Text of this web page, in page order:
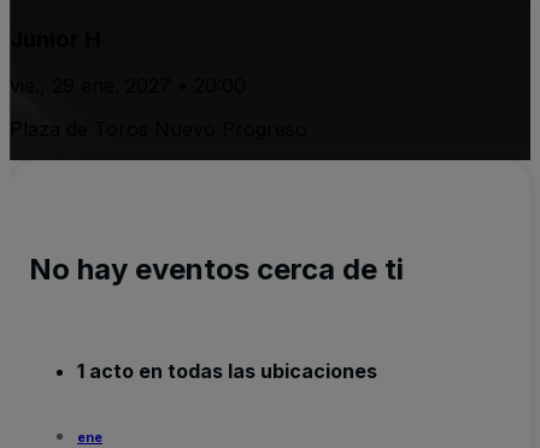
No hay eventos cerca de ti
1 acto en todas las ubicaciones
ene